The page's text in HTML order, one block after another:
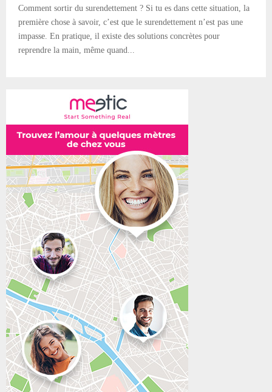
Comment sortir du surendettement ? Si tu es dans cette situation, la
première chose à savoir, c’est que le surendettement n’est pas une
impasse. En pratique, il existe des solutions concrètes pour
reprendre la main, même quand...